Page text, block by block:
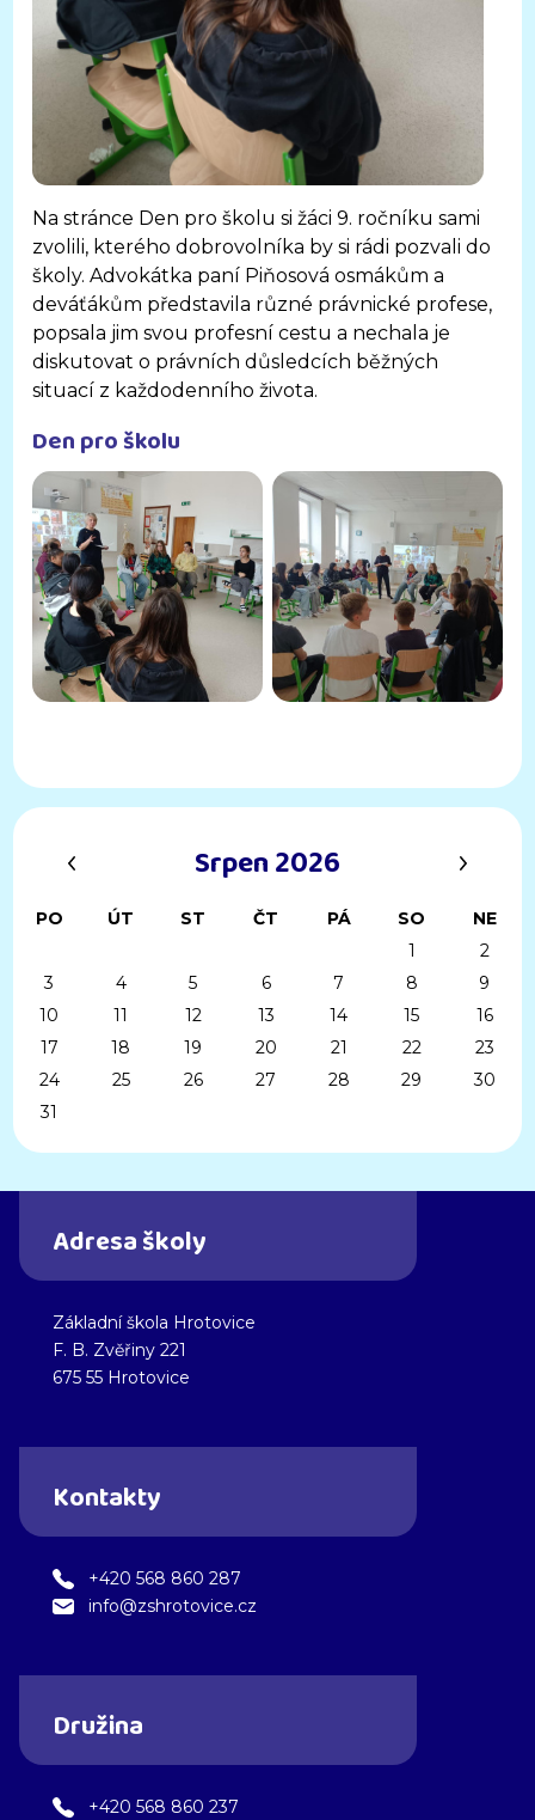
Na stránce Den pro školu si žáci 9. ročníku sami
zvolili, kterého dobrovolníka by si rádi pozvali do
školy. Advokátka paní Piňosová osmákům a
deváťákům představila různé právnické profese,
popsala jim svou profesní cestu a nechala je
diskutovat o právních důsledcích běžných
situací z každodenního života.
Den pro školu
Srpen 2026
PO ÚT ST ČT PÁ SO
NE
1
2
3
4 5 6 7 8
9
10
11 12 13 14 15
16
17
18 19 20 21 22
23
24
25 26 27 28 29
30
31
Adresa školy
Základní škola Hrotovice
F. B. Zvěřiny 221
675 55 Hrotovice
Kontakty
+420 568 860 287
info@zshrotovice.cz
Družina
+420 568 860 237